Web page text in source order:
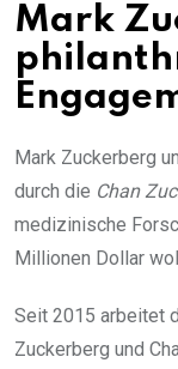
Mark
Mark Zuckerberg
durch die Chan
medizinische
Millionen Dollar
Seit 2015 arbeitet
Zuckerberg und